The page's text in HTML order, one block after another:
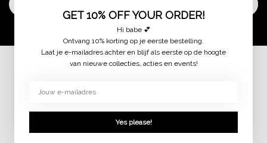
GET 10% OFF YOUR ORDER!
Hi babe 💕
Ontvang 10% korting op je eerste bestelling.
Laat je e-mailadres achter en blijf als eerste op de hoogte
van nieuwe collecties, acties en events!
Yes please!